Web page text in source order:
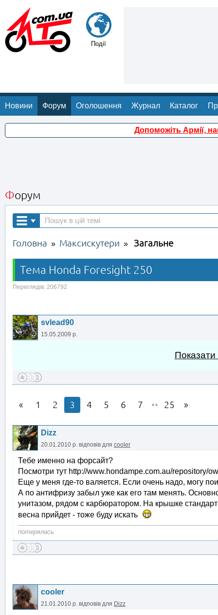
Події
Новини Форум Оголошення Журнал Каталог
Допоможіть Армії,
Форум
Головна » Максискутери » Загальне
Тема Honda Foresight 250
Переглядів: 206792
svlead90
15.05.2009 р.
Показати
1 2 3 4 5 6 7 •• 25
Dizz
20.01.2010 р. відповів для cooler
Тебе именно на форсайт?
Посмотри тут http://www.hondampe.com.au/repository/
Еще у меня где-то валяется. Если очень надо, могу
А по антифризу забыл уже как его там менять.
унитазом, рядом с карбюратором. На крышке
весна прийдет - тоже буду искать
потерялась
cooler
21.01.2010 р. відповів для Dizz